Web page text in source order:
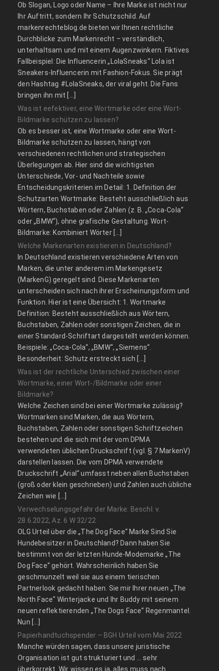
Ob Slogan, Logo oder Name – Ihre Marke ist nicht nur
Ihr Auftritt, sondern Ihr Schutzschild. Auf
markenrechteblog.de bieten wir Ihnen rechtliche
Durchblicke zum Markenrecht – verständlich,
unterhaltsam und mit einem Augenzwinkern. Fiktives
Fallbeispiel: Die Influencerin „LolaSneaks“ Lola ist
Sneakers-Influencerin mit Fashion-Fokus. Sie prägt
den Hashtag #LolaSneaks, der viral geht. Die Fans
bringen ihn mit […]
Was ist eefektiver, eine Wortmarke oder eine Wort-
Bildmarke schützen zu lassen?
Ob es besser ist, eine Wortmarke oder eine Wort-
Bildmarke schützen zu lassen, hängt von
verschiedenen rechtlichen und strategischen
Überlegungen ab. Hier sind die wichtigsten
Unterschiede, Vor- und Nachteile sowie
Entscheidungskriterien im Detail: 1. Definition der
Schutzarten Wortmarke: Besteht ausschließlich aus
Wörtern, Buchstaben oder Zahlen (z. B. „Coca-Cola“
oder „BMW“), ohne grafische Gestaltung. Wort-
Bildmarke: Kombiniert Wörter […]
Welche Markenarten existieren in Deutschland?
In Deutschland existieren verschiedene Arten von
Marken, die unter anderem im Markengesetz
(MarkenG) geregelt sind. Diese Markenarten
unterscheiden sich nach ihrer Erscheinungsform und
Funktion. Hier ist eine Übersicht: 1. Wortmarke
Definition: Besteht ausschließlich aus Wörtern,
Buchstaben, Zahlen oder sonstigen Zeichen, die in
einer Standard-Schriftart dargestellt werden können.
Beispiele: „Coca-Cola“, „BMW“, „Siemens“.
Besonderheit: Schutz erstreckt sich […]
Was ist der rechtliche Unterschied zwischen einer
Wortmarke, einer Wort-/Bildmarke oder einer
Bildmarke?
Welche Zeichen sind bei einer Wortmarke zulässig?
Wortmarken sind Marken, die aus Wörtern,
Buchstaben, Zahlen oder sonstigen Schriftzeichen
bestehen und die sich mit der vom DPMA
verwendeten üblichen Druckschrift (vgl. § 7 MarkenV)
darstellen lassen. Die vom DPMA verwendete
Druckschrift „Arial“ umfasst neben allen Buchstaben
(groß oder klein geschrieben) und Zahlen auch übliche
Zeichen wie […]
Verwechselungsgefahr der Marke: Beschl. v.
28.6.2022, Az. 6 W 32/22
OLG Urteil über die „The Dog Face“ Marke Sind Sie
Hundebesitzer in Deutschland? Dann haben Sie
bestimmt von der letzten Hunde-Modemarke „The
Dog Face“ gehört. Wahrscheinlich haben Sie
geschmunzelt weil sie aus einem tierischen
Partnerlook gedacht haben. Sie mir Ihrer neuen „The
North Face“ Winterjacke und Ihr Buddy mit seinem
neuen reflektierenden „The Dogs Face“ Regenmantel.
Nun […]
Papierhandtuchspender – BGH Urteil vom Mai 2022
Manche würden sagen, dass unsere juristische
Organisation ist gut strukturiert und … sehr
überkorrekt. Wir wissen es ja, alles muss nach